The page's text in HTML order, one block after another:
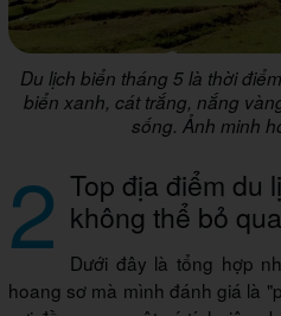
Du lịch biển tháng 5 là thời
biển xanh, cát trắng, nắng
sống. Ảnh minh
2 Top địa điểm du
không thể bỏ qua
Dưới đây là tổng hợp
hoang sơ mà mình đánh giá là